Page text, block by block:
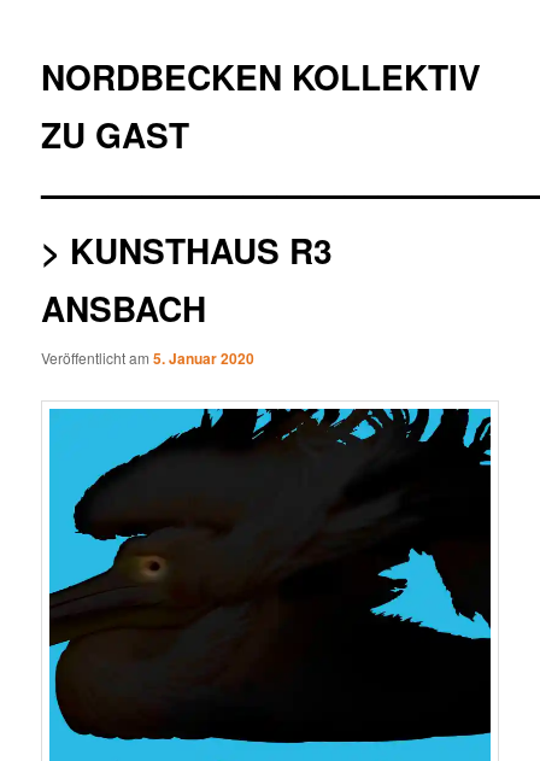
NORDBECKEN KOLLEKTIV
ZU GAST
> KUNSTHAUS R3
ANSBACH
Veröffentlicht am5. Januar 2020